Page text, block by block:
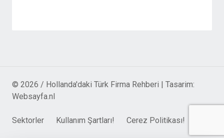
© 2026 / Hollanda'daki Türk Firma Rehberi | Tasarim:
Websayfa.nl
Sektorler Kullanım Şartları! Cerez Politikası!